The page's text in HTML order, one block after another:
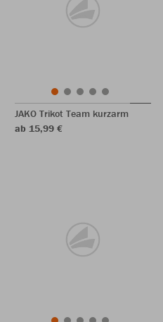
JAKO Trikot Team kurzarm
ab 15,99 €